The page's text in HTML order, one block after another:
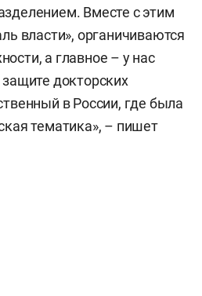
Вместе с этим
власти», органичиваются
а главное – у нас
докторских
в России, где была
тематика», – пишет